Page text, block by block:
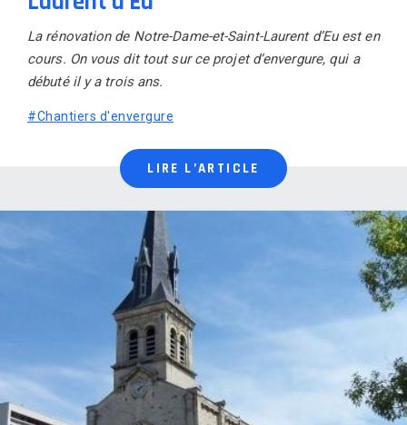
La rénovation de Notre-Dame-et-Saint-Laurent d’Euest en
cours. On vous dit tout sur ce projet d’envergure, qui a
débuté il y a trois ans.
LIRE L’ARTICLE
#Chantiers d'envergure